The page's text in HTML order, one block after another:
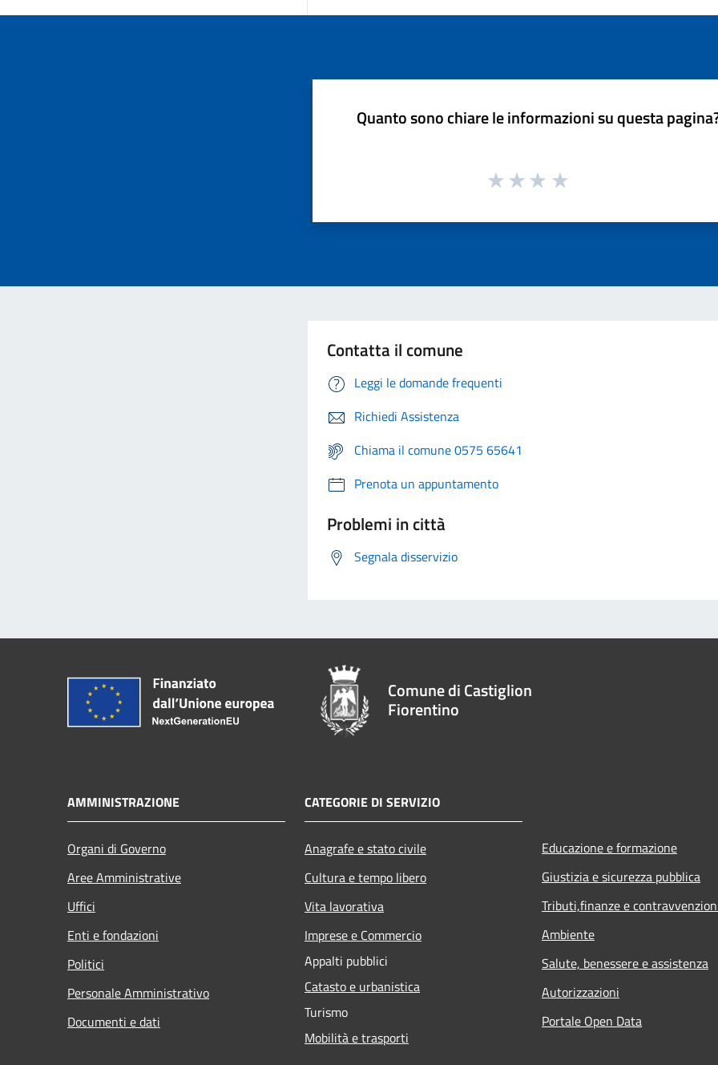
Quanto sono chiare le informazioni su questa
Contatta il comune
Leggi le domande frequenti
Richiedi Assistenza
Chiama il comune 0575 65641
Prenota un appuntamento
Problemi in città
Segnala disservizio
Comune di Castiglion
Fiorentino
AMMINISTRAZIONE
Organi di Governo
Aree Amministrative
Uffici
Enti e fondazioni
Politici
Personale Amministrativo
Documenti e dati
CATEGORIE DI SERVIZIO
Anagrafe e stato civile
Cultura e tempo libero
Vita lavorativa
Imprese e Commercio
Appalti pubblici
Catasto e urbanistica
Turismo
Mobilità e trasporti
Educazione e formazione
Giustizia e sicurezza pubblica
Tributi,finanze e
Ambiente
Salute, benessere e assistenza
Autorizzazioni
Portale Open Data